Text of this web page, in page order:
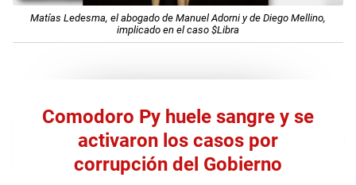
Matías Ledesma, el abogado de Manuel Adorni y de Diego Mellino,
implicado en el caso $Libra
Comodoro Py huele sangre y se
activaron los casos por
corrupción del Gobierno